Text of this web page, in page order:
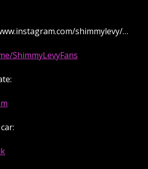
shimmylevy/…
ShimmyLevyFans